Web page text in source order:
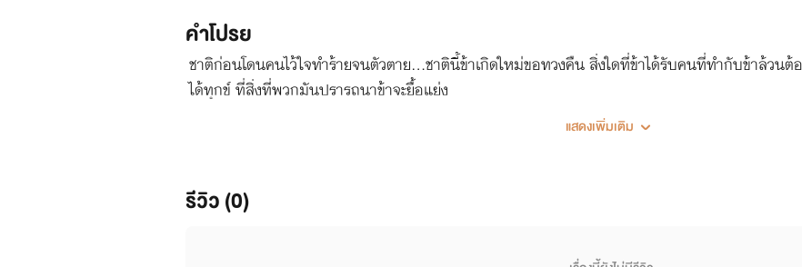
คำโปรย
ชาติก่อนโดนคนไว้ใจทำร้ายจนตัวตาย...ชาตินี้ข้าเกิดใหม่ขอทวงคืน สิ่งใดที่ข้าได้รับคนที่ทำกับข้าล้วน
ได้ทุกข์ ที่สิ่งที่พวกมันปรารถนาข้าจะยื้อแย่ง
แสดงเพิ่มเติม
รีวิว (0)